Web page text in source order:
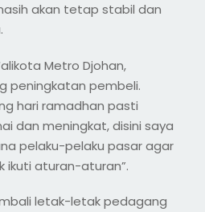
akan tetap stabil dan
Metro Djohan,
peningkatan pembeli.
hari ramadhan pasti
dan meningkat, disini saya
pelaku-pelaku pasar agar
ikuti aturan-aturan”.
letak-letak pedagang